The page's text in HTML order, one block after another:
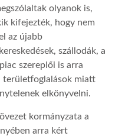
olyanok is,
kifejezték, hogy nem
az újabb
szállodák, a
szereplői is arra
területfoglalások miatt
elkönyvelni.
kormányzata a
arra kért